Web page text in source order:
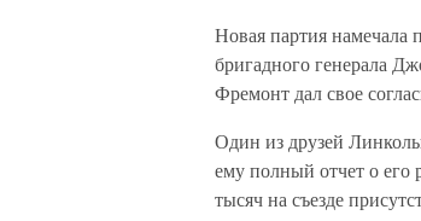
Новая партия
бригадного генерала
Фремонт дал свое
Один из друзей
ему полный отчет о его
тысяч на съезде